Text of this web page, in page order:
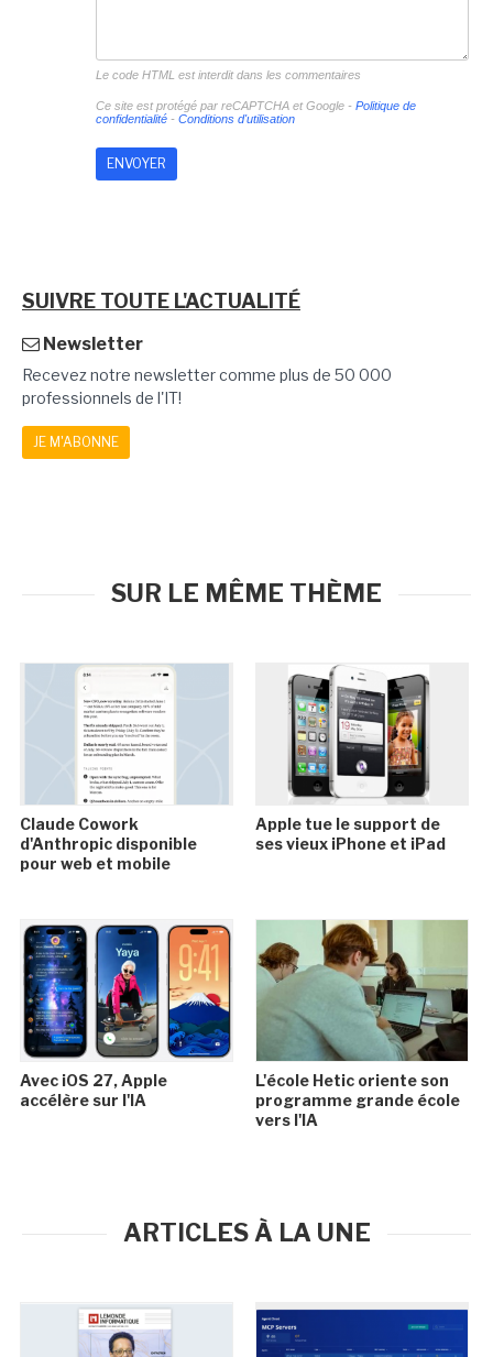
Le code HTML est interdit dans les commentaires
Ce site est protégé par reCAPTCHA et Google - Politique de
confidentialité- Conditions d'utilisation
SUIVRE TOUTE L'ACTUALITÉ
Newsletter
Recevez notre newsletter comme plus de 50 000
professionnels de l'IT!
JE M'ABONNE
SUR LE MÊME THÈME
Claude Cowork
d'Anthropic disponible
pour web et mobile
Apple tue le support de
ses vieux iPhone et iPad
Avec iOS 27, Apple
accélère sur l'IA
L'école Hetic oriente son
programme grande école
vers l'IA
ARTICLES À LA UNE